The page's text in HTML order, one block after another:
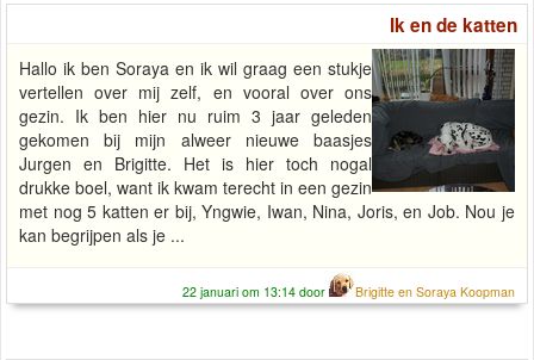
Ik en de katten
Hallo ik ben Soraya en ik wil graag een stukje
vertellen over mij zelf, en vooral over ons
gezin. Ik ben hier nu ruim 3 jaar geleden
gekomen bij mijn alweer nieuwe baasjes
Jurgen en Brigitte. Het is hier toch nogal
drukke boel, want ik kwam terecht in een gezin
met nog 5 katten er bij, Yngwie, Iwan, Nina, Joris, en Job. Nou je
kan begrijpen als je ...
22 januari om 13:14 door Brigitte en Soraya Koopman